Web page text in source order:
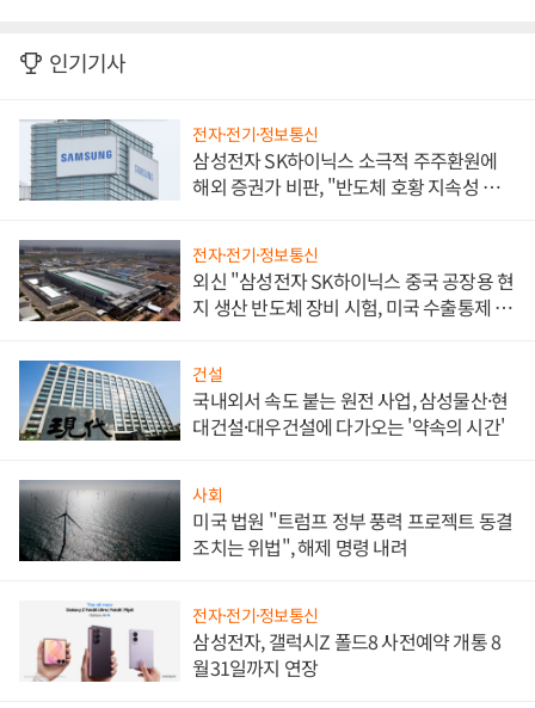
인기기사
전자·전기·정보통신
삼성전자 SK하이닉스 소극적 주주환원에
해외 증권가 비판, "반도체 호황 지속성 의
전자·전기·정보통신
외신 "삼성전자 SK하이닉스 중국 공장용 현
지 생산 반도체 장비 시험, 미국 수출통제 대
건설
국내외서 속도 붙는 원전 사업, 삼성물산·현
대건설·대우건설에 다가오는 '약속의 시간'
사회
미국 법원 "트럼프 정부 풍력 프로젝트 동결
조치는 위법", 해제 명령 내려
전자·전기·정보통신
삼성전자, 갤럭시Z 폴드8 사전예약 개통 8
월31일까지 연장